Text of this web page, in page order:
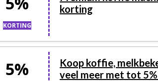
KORTING
korting
5%
Koop koffie,
veel meer met tot